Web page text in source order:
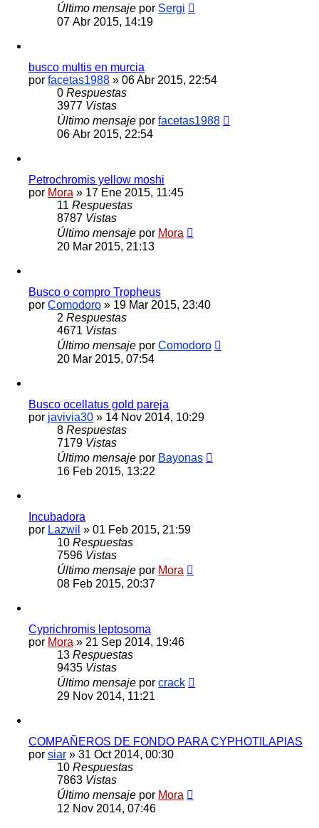
Último mensaje por Sergi
07 Abr 2015, 14:19
busco multis en murcia
por facetas1988 » 06 Abr 2015, 22:54
0 Respuestas
3977 Vistas
Último mensaje por facetas1988
06 Abr 2015, 22:54
Petrochromis yellow moshi
por Mora » 17 Ene 2015, 11:45
11 Respuestas
8787 Vistas
Último mensaje por Mora
20 Mar 2015, 21:13
Busco o compro Tropheus
por Comodoro » 19 Mar 2015, 23:40
2 Respuestas
4671 Vistas
Último mensaje por Comodoro
20 Mar 2015, 07:54
Busco ocellatus gold pareja
por javivia30 » 14 Nov 2014, 10:29
8 Respuestas
7179 Vistas
Último mensaje por Bayonas
16 Feb 2015, 13:22
Incubadora
por Lazwil » 01 Feb 2015, 21:59
10 Respuestas
7596 Vistas
Último mensaje por Mora
08 Feb 2015, 20:37
Cyprichromis leptosoma
por Mora » 21 Sep 2014, 19:46
13 Respuestas
9435 Vistas
Último mensaje por crack
29 Nov 2014, 11:21
COMPAÑEROS DE FONDO PARA CYPHOTILAPIAS
por siar » 31 Oct 2014, 00:30
10 Respuestas
7863 Vistas
Último mensaje por Mora
12 Nov 2014, 07:46